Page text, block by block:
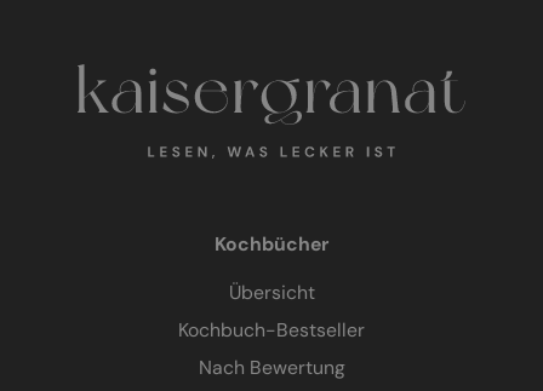
Kochbücher
Übersicht
Kochbuch-Bestseller
Nach Bewertung